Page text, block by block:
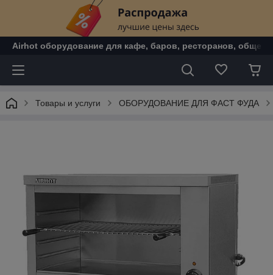
Airhot оборудование для кафе, баров, ресторанов,
Товары и услуги ОБОРУДОВАНИЕ ДЛЯ ФАСТ ФУДА